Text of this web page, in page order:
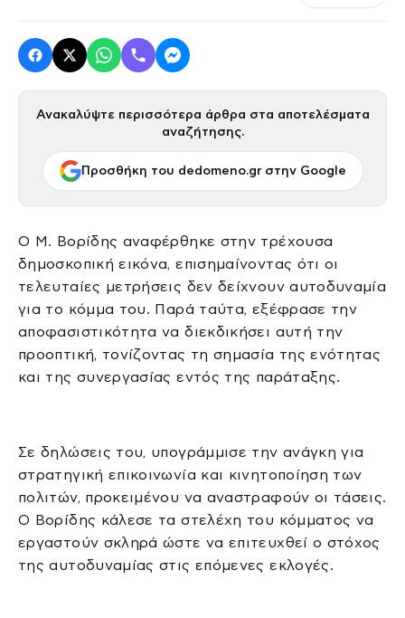
Ανακαλύψτε περισσότερα άρθρα στα αποτελέσματα
αναζήτησης.
Προσθήκη του dedomeno.gr στην Google
Ο Μ. Βορίδης αναφέρθηκε στην τρέχουσα
δημοσκοπική εικόνα, επισημαίνοντας ότι οι
τελευταίες μετρήσεις δεν δείχνουν αυτοδυναμία
για το κόμμα του. Παρά ταύτα, εξέφρασε την
αποφασιστικότητα να διεκδικήσει αυτή την
προοπτική, τονίζοντας τη σημασία της ενότητας
και της συνεργασίας εντός της παράταξης.
Σε δηλώσεις του, υπογράμμισε την ανάγκη για
στρατηγική επικοινωνία και κινητοποίηση των
πολιτών, προκειμένου να αναστραφούν οι τάσεις.
Ο Βορίδης κάλεσε τα στελέχη του κόμματος να
εργαστούν σκληρά ώστε να επιτευχθεί ο στόχος
της αυτοδυναμίας στις επόμενες εκλογές.